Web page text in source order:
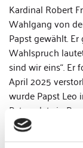
Kardinal Robert
Wahlgang von
Papst gewählt.
Wahlspruch
sind wir eins“. Er
April 2025
wurde Papst Leo
Petersplatz in
200.000
um Bischof